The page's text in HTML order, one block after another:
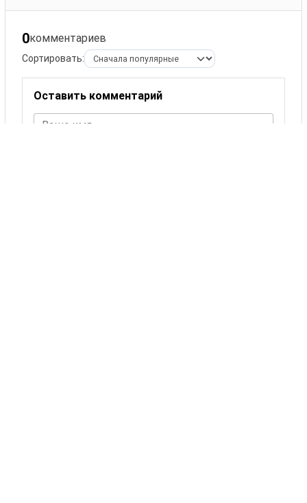
0комментариев
Сортировать:
Оставить комментарий
Ваше имя